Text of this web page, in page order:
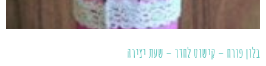
בלון פורח – קישוט לחדר – שעת יצירה